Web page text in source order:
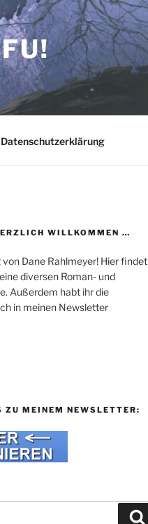
Datenschutzerklärung
WILLKOMMEN …
Dane Rahlmeyer! Hier findet
diversen Roman- und
Außerdem habt ihr die
in meinen Newsletter
ZU MEINEM NEWSLETTER: